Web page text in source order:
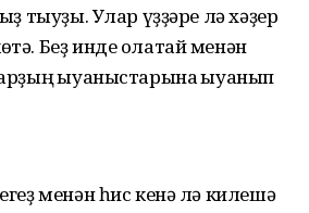
тыуҙы. Улар үҙҙәре лә хәҙер
Беҙ инде олатай менән
ҡыуаныстарына ҡыуанып
менән һис кенә лә килешә